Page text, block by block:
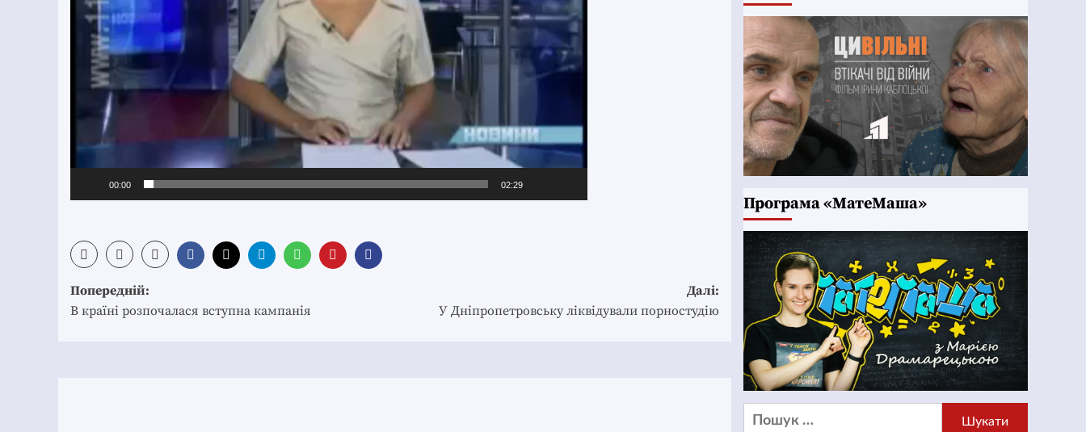
00:00 02:29
Post
navigation
Попередній:
В країні розпочалася вступна кампанія
Далі:
У Дніпропетровську ліквідували порностудію
Програма «МатеМаша»
Пошук: